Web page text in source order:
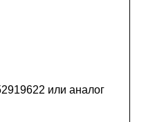
или аналог